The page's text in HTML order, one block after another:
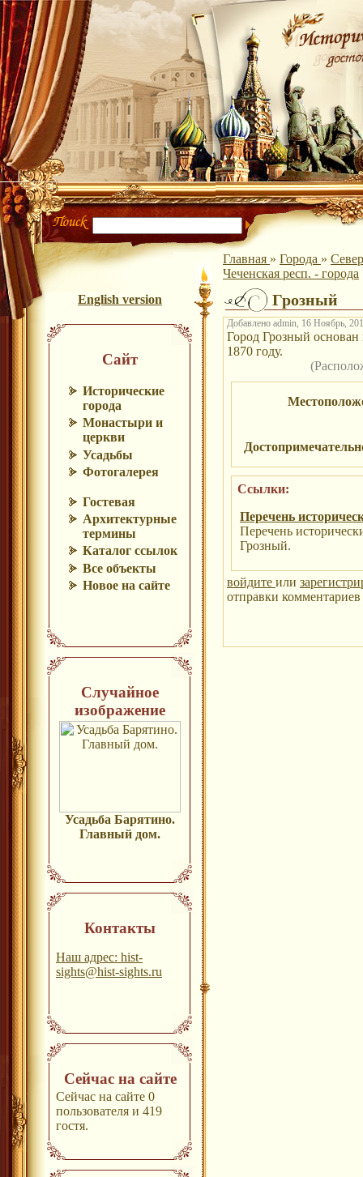
English version
Сайт
Исторические
города
Монастыри и
церкви
Усадьбы
Фотогалерея
Гостевая
Архитектурные
термины
Каталог ссылок
Все объекты
Новое на сайте
Случайное
изображение
Усадьба Барятино.
Главный дом.
Контакты
Наш адрес: hist-
sights@hist-sights.ru
Сейчас на сайте
Сейчас на сайте 0
пользователя и 419
гостя.
Главная » Города »
Чеченская респ. - города
Грозный
Добавлено admin, 16 Ноябрь,
Город Грозный основан
1870 году.
Ссылки:
Перечень
Перечень
Грозный.
войдите или
отправки